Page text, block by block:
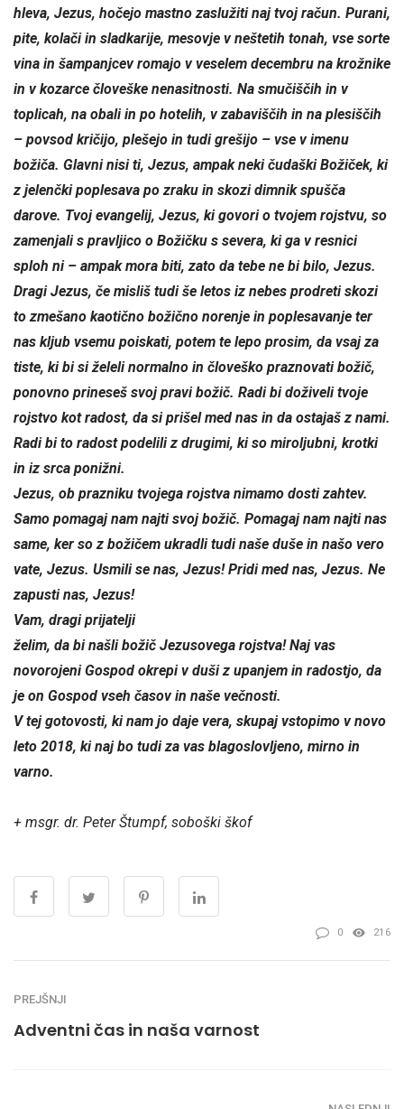
hleva, Jezus, hočejo mastno zaslužiti naj tvoj račun. Purani,
pite, kolači in sladkarije, mesovje v neštetih tonah, vse sorte
vina in šampanjcev romajo v veselem decembru na krožnike
in v kozarce človeške nenasitnosti. Na smučiščih in v
toplicah, na obali in po hotelih, v zabaviščih in na plesiščih
– povsod kričijo, plešejo in tudi grešijo – vse v imenu
božiča. Glavni nisi ti, Jezus, ampak neki čudaški Božiček, ki
z jelenčki poplesava po zraku in skozi dimnik spušča
darove. Tvoj evangelij, Jezus, ki govori o tvojem rojstvu, so
zamenjali s pravljico o Božičku s severa, ki ga v resnici
sploh ni – ampak mora biti, zato da tebe ne bi bilo, Jezus.
Dragi Jezus, če misliš tudi še letos iz nebes prodreti skozi
to zmešano kaotično božično norenje in poplesavanje ter
nas kljub vsemu poiskati, potem te lepo prosim, da vsaj za
tiste, ki bi si želeli normalno in človeško praznovati božič,
ponovno prineseš svoj pravi božič. Radi bi doživeli tvoje
rojstvo kot radost, da si prišel med nas in da ostajaš z nami.
Radi bi to radost podelili z drugimi, ki so miroljubni, krotki
in iz srca ponižni.
Jezus, ob prazniku tvojega rojstva nimamo dosti zahtev.
Samo pomagaj nam najti svoj božič. Pomagaj nam najti nas
same, ker so z božičem ukradli tudi naše duše in našo vero
vate, Jezus. Usmili se nas, Jezus! Pridi med nas, Jezus. Ne
zapusti nas, Jezus!
Vam, dragi prijatelji
želim, da bi našli božič Jezusovega rojstva! Naj vas
novorojeni Gospod okrepi v duši z upanjem in radostjo, da
je on Gospod vseh časov in naše večnosti.
V tej gotovosti, ki nam jo daje vera, skupaj vstopimo v novo
leto 2018, ki naj bo tudi za vas blagoslovljeno, mirno in
varno.
+ msgr. dr. Peter Štumpf, soboški škof
0 216
PREJŠNJI
Adventni čas in naša varnost